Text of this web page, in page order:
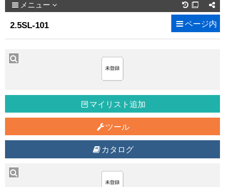
メニュー 
2.5SL-101 ページ内
マイリスト追加
ツール
カタログ